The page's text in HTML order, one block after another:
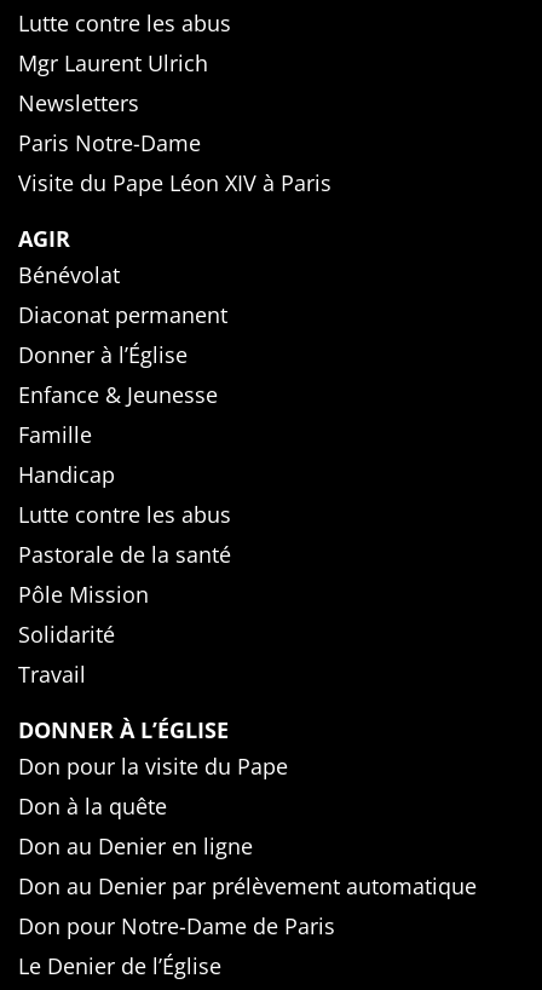
Lutte contre les abus
Mgr Laurent Ulrich
Newsletters
Paris Notre-Dame
Visite du Pape Léon XIV à Paris
AGIR
Bénévolat
Diaconat permanent
Donner à l’Église
Enfance & Jeunesse
Famille
Handicap
Lutte contre les abus
Pastorale de la santé
Pôle Mission
Solidarité
Travail
DONNER À L’ÉGLISE
Don pour la visite du Pape
Don à la quête
Don au Denier en ligne
Don au Denier par prélèvement automatique
Don pour Notre-Dame de Paris
Le Denier de l’Église